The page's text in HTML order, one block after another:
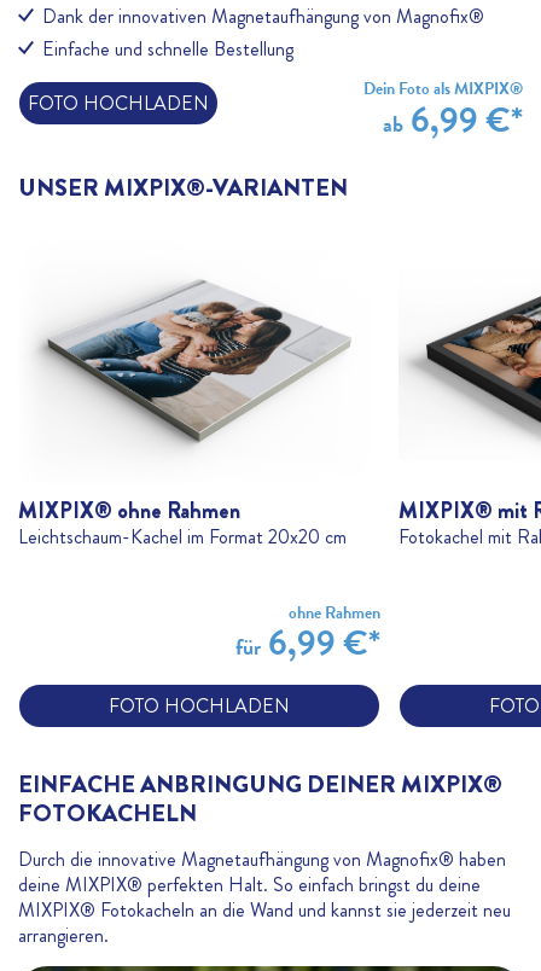
Dank der innovativen Magnetaufhängung von Magnofix®
Einfache und schnelle Bestellung
FOTO HOCHLADEN
Dein Foto als MIXPIX®
ab 6,99 €*
EINFACHE ANBRINGUNG DEINER MIXPIX®
FOTOKACHELN
Durch die innovative Magnetaufhängung von Magnofix® haben
deine MIXPIX® perfekten Halt. So einfach bringst du deine
MIXPIX® Fotokacheln an die Wand und kannst sie jederzeit neu
arrangieren.
UNSER MIXPIX®-VARIANTEN
MIXPIX® ohne Rahmen
Leichtschaum-Kachel im Format 20x20 cm
ohne Rahmen
für 6,99 €*
FOTO HOCHLADEN
MIXPIX® mit
Fotokachel mit